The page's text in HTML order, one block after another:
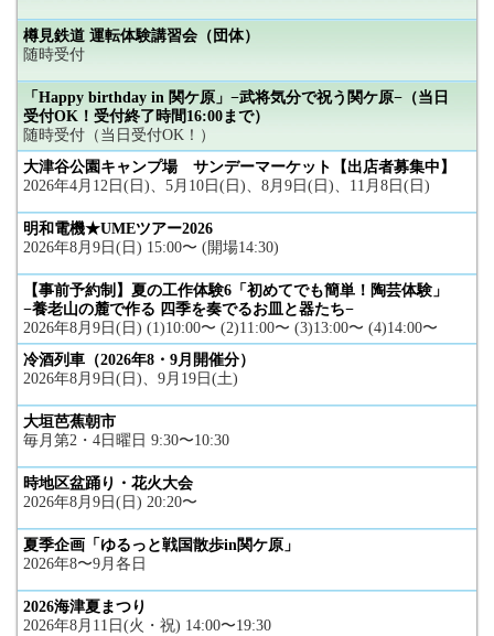
樽見鉄道 運転体験講習会（団体）
随時受付
「Happy birthday in 関ケ原」−武将気分で祝う関ケ原−（当日
受付OK！受付終了時間16:00まで）
随時受付（当日受付OK！）
大津谷公園キャンプ場 サンデーマーケット【出店者募集中】
2026年4月12日(日)、5月10日(日)、8月9日(日)、11月8日(日)
明和電機★UMEツアー2026
2026年8月9日(日) 15:00〜 (開場14:30)
【事前予約制】夏の工作体験6「初めてでも簡単！陶芸体験」
−養老山の麓で作る 四季を奏でるお皿と器たち−
2026年8月9日(日) (1)10:00〜 (2)11:00〜 (3)13:00〜 (4)14:00〜
冷酒列車（2026年8・9月開催分）
2026年8月9日(日)、9月19日(土)
大垣芭蕉朝市
毎月第2・4日曜日 9:30〜10:30
時地区盆踊り・花火大会
2026年8月9日(日) 20:20〜
夏季企画「ゆるっと戦国散歩in関ケ原」
2026年8〜9月各日
2026海津夏まつり
2026年8月11日(火・祝) 14:00〜19:30